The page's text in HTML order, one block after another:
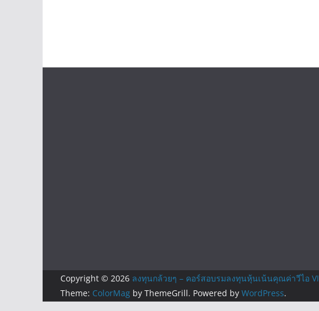
Copyright © 2026 ลงทุนกล้วยๆ – คอร์สอบรมลงทุนหุ้นเน้นคุณค่าวีไอ VI
Theme: ColorMag by ThemeGrill. Powered by WordPress.